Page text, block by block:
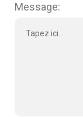
Message: